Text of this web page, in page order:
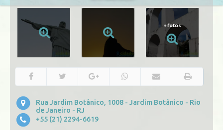
+fotos
Rua Jardim Botânico, 1008 - Jardim Botânico - Rio
de Janeiro - RJ
+55 (21) 2294-6619